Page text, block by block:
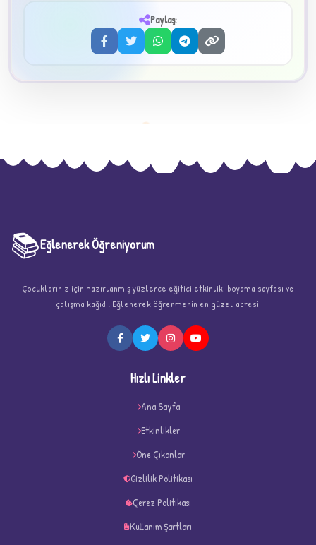
Paylaş:
📚Eğlenerek Öğreniyorum
Çocuklarınız için hazırlanmış yüzlerce eğitici etkinlik, boyama sayfası ve
çalışma kağıdı. Eğlenerek öğrenmenin en güzel adresi!
Hızlı Linkler
Ana Sayfa
Etkinlikler
Öne Çıkanlar
Gizlilik Politikası
Çerez Politikası
Kullanım Şartları